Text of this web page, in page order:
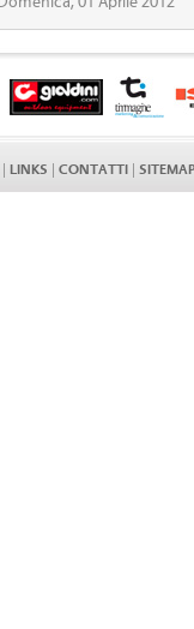
| LINKS | CONTATTI | SITEMAP